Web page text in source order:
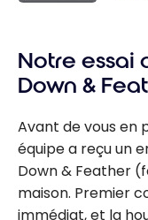
Amazon :
jusqu’à 10X
10M à
gagner
Notre essai
Down &
Avant de vous en
équipe a reçu un
Down & Feather
maison. Premier
immédiat, et la